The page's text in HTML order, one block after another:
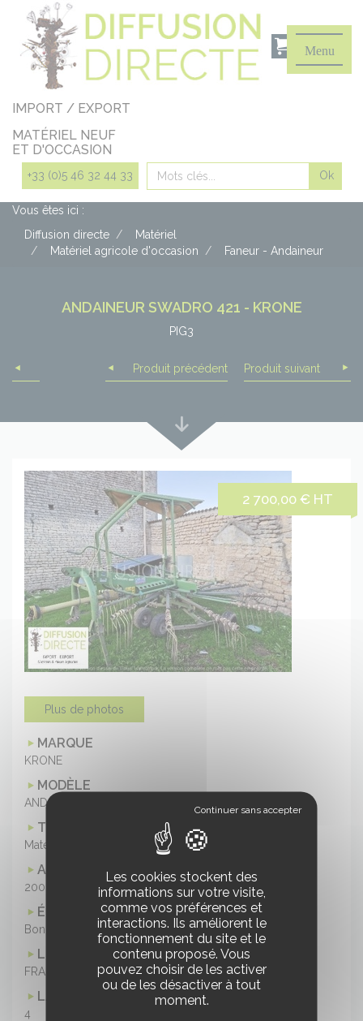
Menu
IMPORT / EXPORT
MATÉRIEL NEUF
ET D'OCCASION
+33 (0)5 46 32 44 33 Rechercher
Vous êtes ici :
Diffusion directe
Matériel
Matériel agricole d'occasion
Faneur - Andaineur
ANDAINEUR SWADRO 421 - KRONE
PIG3
Produit suivant
Produit précédent
Lire
plus
bas
Plus de photos
MARQUE
KRONE
MODÈLE
ANDAINEUR SWADRO 421
TYPE DE MATÉRIEL
Matériel d'occasion
ANNÉE
2000
ÉTAT
Bon état
LOCALISATION
FRANCE
LARGEUR DE TRAVAIL
4
2 700,00 € HT
Panneau de gestion des cookies
Les cookies stockent des
informations sur votre visite,
comme vos préférences et
interactions. Ils améliorent le
fonctionnement du site et le
contenu proposé. Vous
pouvez choisir de les activer
ou de les désactiver à tout
moment.